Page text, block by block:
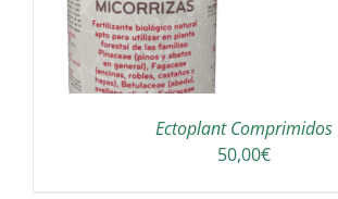
Ectoplant Comprimidos
50,00€